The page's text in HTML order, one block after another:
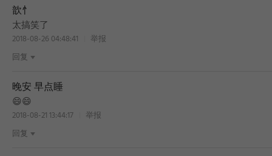
BEST
歆忄
太搞笑了
2018-08-26 04:48:41
举报
回复
晚安 早点睡
😄😄
2018-08-21 13:44:17
举报
回复